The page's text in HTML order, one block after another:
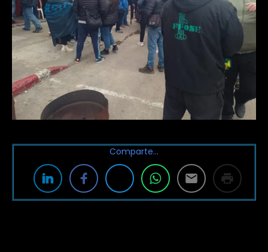
Comparte…